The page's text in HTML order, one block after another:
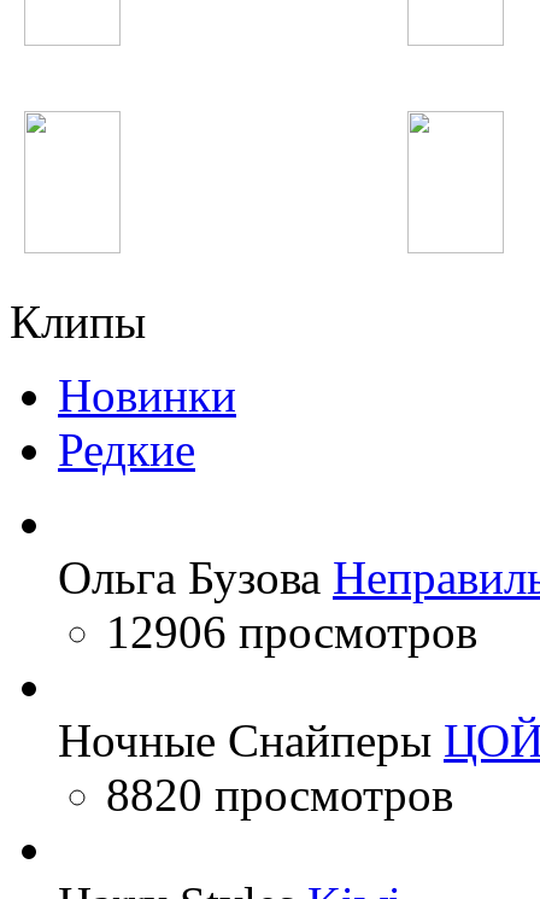
Клипы
Новинки
Редкие
Ольга Бузова
12906 просмотров
Ночные Снайперы
8820 просмотров